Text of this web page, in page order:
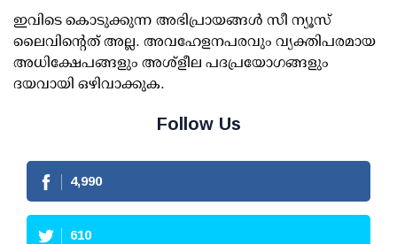
ഇവിടെ കൊടുക്കുന്ന അഭിപ്രായങ്ങള്‍ സീ ന്യൂസ്
ലൈവിന്റെത് അല്ല. അവഹേളനപരവും വ്യക്തിപരമായ
അധിക്ഷേപങ്ങളും അശ്‌ളീല പദപ്രയോഗങ്ങളും
ദയവായി ഒഴിവാക്കുക.
Follow Us
4,990
610